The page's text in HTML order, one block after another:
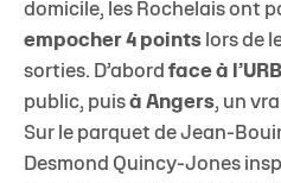
domicile, les Rochelais ont
empocher 4 points lors de
sorties. D’abord face à
public, puis à Angers, un
Sur le parquet de Jean-
Desmond Quincy-Jones